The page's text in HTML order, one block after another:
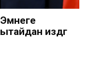
издөөгө